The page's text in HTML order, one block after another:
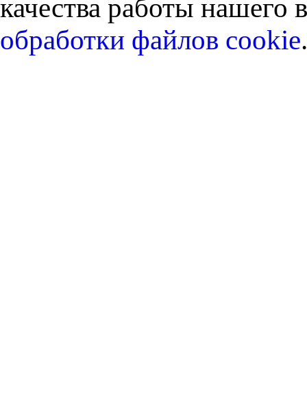
качества работы нашего
обработки файлов cookie.